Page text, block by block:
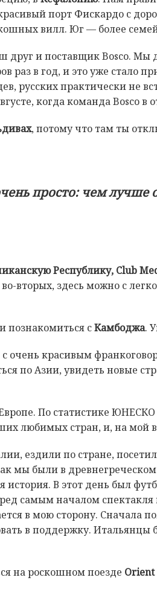
порт Фискардо с
вилл. Юг — более
друг и поставщик Bosco.
в год, и это уже стало
русских практически не
когда команда Bosco в
, потому что там ты
просто: чем лучше
Республику, Club
вторых, здесь можно с
познакомиться сКамбоджа.
с очень красивым
по Азии, увидеть новые
По статистике
любимых стран, и, на мой
ездили по стране,
мы были в древнегреческом
история. В этот день был
самым началом
в мою сторону. Сначала
в поддержку.
на роскошном поезде Orient